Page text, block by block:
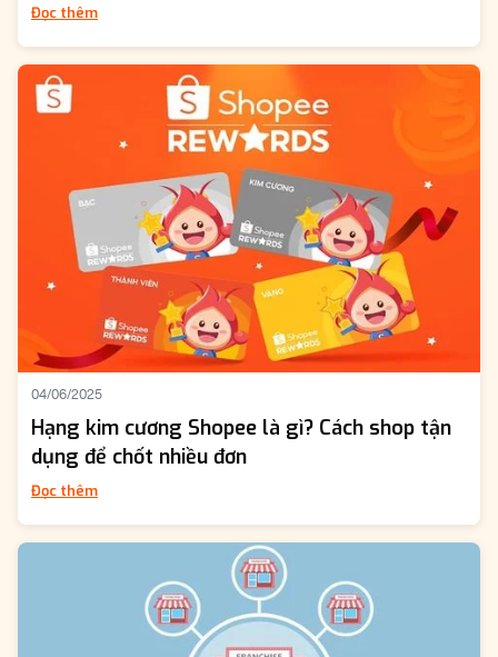
Đọc thêm
04/06/2025
Hạng kim cương Shopee là gì? Cách shop tận
dụng để chốt nhiều đơn
Đọc thêm